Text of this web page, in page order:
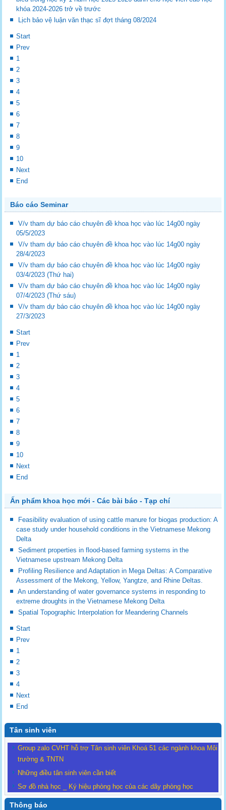
khóa 2024-2026 trở về trước
Lịch bảo vệ luận văn thạc sĩ đợt tháng 08/2024
Start
Prev
1
2
3
4
5
6
7
8
9
10
Next
End
Báo cáo Seminar
V/v tham dự báo cáo chuyên đề khoa học vào lúc 14g00 ngày
05/5/2023
V/v tham dự báo cáo chuyên đề khoa học vào lúc 14g00 ngày
28/4/2023
V/v tham dự báo cáo chuyên đề khoa học vào lúc 14g00 ngày
03/4/2023 (Thứ hai)
V/v tham dự báo cáo chuyên đề khoa học vào lúc 14g00 ngày
07/4/2023 (Thứ sáu)
V/v tham dự báo cáo chuyên đề khoa học vào lúc 14g00 ngày
27/3/2023
Start
Prev
1
2
3
4
5
6
7
8
9
10
Next
End
Ấn phẩm khoa học mới - Các bài báo - Tạp chí
Feasibility evaluation of using cattle manure for biogas production: A
case study under household conditions in the Vietnamese Mekong
Delta
Sediment properties in flood-based farming systems in the
Vietnamese upstream Mekong Delta
Profiling Resilience and Adaptation in Mega Deltas: A Comparative
Assessment of the Mekong, Yellow, Yangtze, and Rhine Deltas.
An understanding of water governance systems in responding to
extreme droughts in the Vietnamese Mekong Delta
Spatial Topographic Interpolation for Meandering Channels
Start
Prev
1
2
3
4
Next
End
Tân sinh viên
Group zalo CVHT hỗ trợ Tân sinh viên Khoá 51 các ngành khoa Môi
trường & TNTN
Những điều tân sinh viên cần biết
Sơ đồ nhà học _ Ký hiệu phòng học của các dãy phòng học
Thông báo